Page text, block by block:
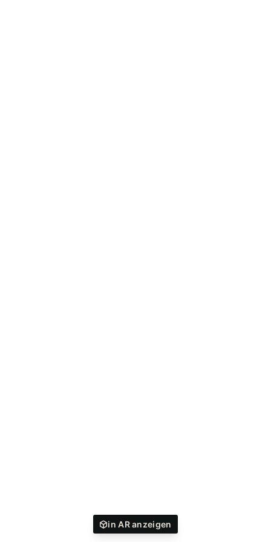
in AR anzeigen